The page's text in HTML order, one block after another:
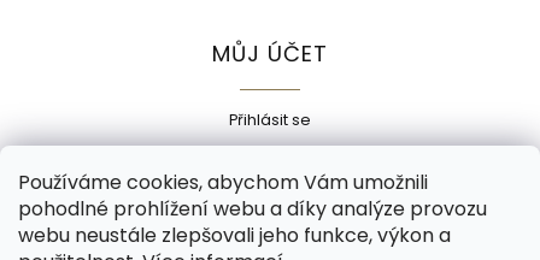
Používáme cookies, abychom Vám umožnili
pohodlné prohlížení webu a díky analýze provozu
webu neustále zlepšovali jeho funkce, výkon a
MŮJ ÚČET
Přihlásit se
Registrace
Historie objednávek
Adresy
Odhlásit se